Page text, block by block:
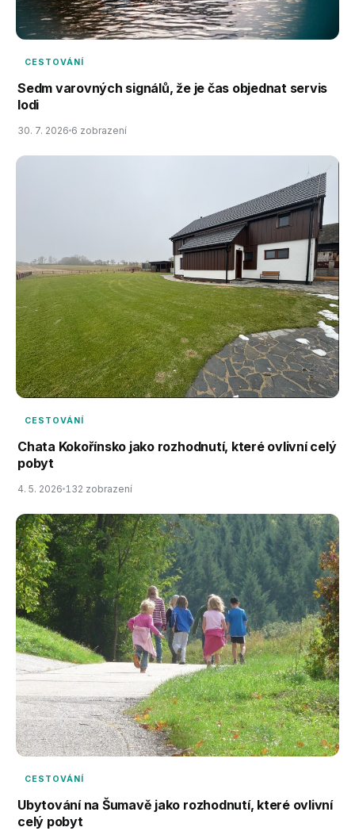
CESTOVÁNÍ
Sedm varovných signálů, že je čas objednat servis
lodi
30. 7. 2026 6 zobrazení
CESTOVÁNÍ
Chata Kokořínsko jako rozhodnutí, které ovlivní celý
pobyt
4. 5. 2026 132 zobrazení
CESTOVÁNÍ
Ubytování na Šumavě jako rozhodnutí, které ovlivní
celý pobyt